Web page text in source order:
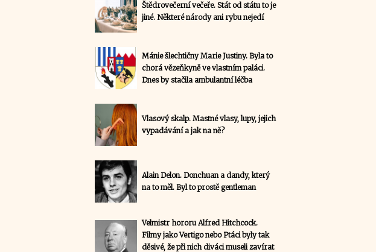
Štědrovečerní večeře. Stát od státu to je
jiné. Některé národy ani rybu nejedí
Mánie šlechtičny Marie Justiny. Byla to
chorá vězeňkyně ve vlastním paláci.
Dnes by stačila ambulantní léčba
Vlasový skalp. Mastné vlasy, lupy, jejich
vypadávání a jak na ně?
Alain Delon. Donchuan a dandy, který
na to měl. Byl to prostě gentleman
Velmistr hororu Alfred Hitchcock.
Filmy jako Vertigo nebo Ptáci byly tak
děsivé, že při nich diváci museli zavírat